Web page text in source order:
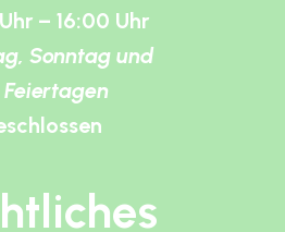
– 16:00 Uhr
Sonntag und